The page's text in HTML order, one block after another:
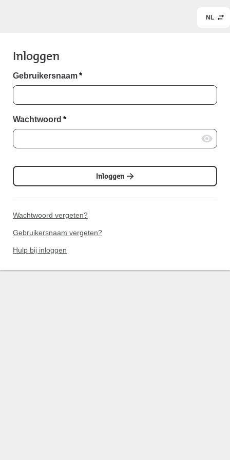
NL
Inloggen
Gebruikersnaam*
Wachtwoord *
Inloggen
Wachtwoord vergeten?
Gebruikersnaam vergeten?
Hulp bij inloggen